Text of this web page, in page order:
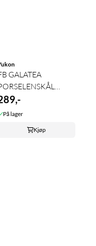
GALATEA
På lager
Kjøp